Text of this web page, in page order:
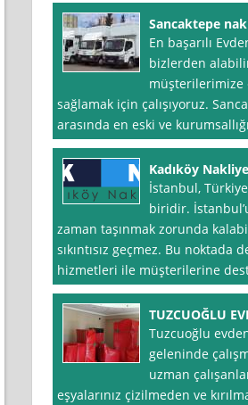
Sancaktepe
En başarılı
bizlerden
müşterilerimize
sağlamak için çalışıyoruz.
arasında en eski ve
Kadıköy Nakliye
İstanbul,
biridir.
zaman taşınmak zorunda
sıkıntısız geçmez. Bu
hizmetleri ile müşterilerine
TUZCUOĞLU
Tuzcuoğlu
geleninde
uzman
eşyalarınız çizilmeden ve